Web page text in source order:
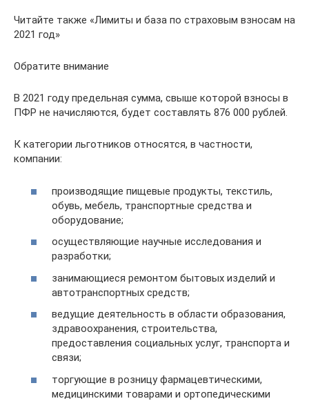
Читайте также «Лимиты и база по страховым взносам на
2021 год»
Обратите внимание
В 2021 году предельная сумма, свыше которой взносы в
ПФР не начисляются, будет составлять 876 000 рублей.
К категории льготников относятся, в частности,
компании:
производящие пищевые продукты, текстиль,
обувь, мебель, транспортные средства и
оборудование;
осуществляющие научные исследования и
разработки;
занимающиеся ремонтом бытовых изделий и
автотранспортных средств;
ведущие деятельность в области образования,
здравоохранения, строительства,
предоставления социальных услуг, транспорта и
связи;
торгующие в розницу фармацевтическими,
медицинскими товарами и ортопедическими